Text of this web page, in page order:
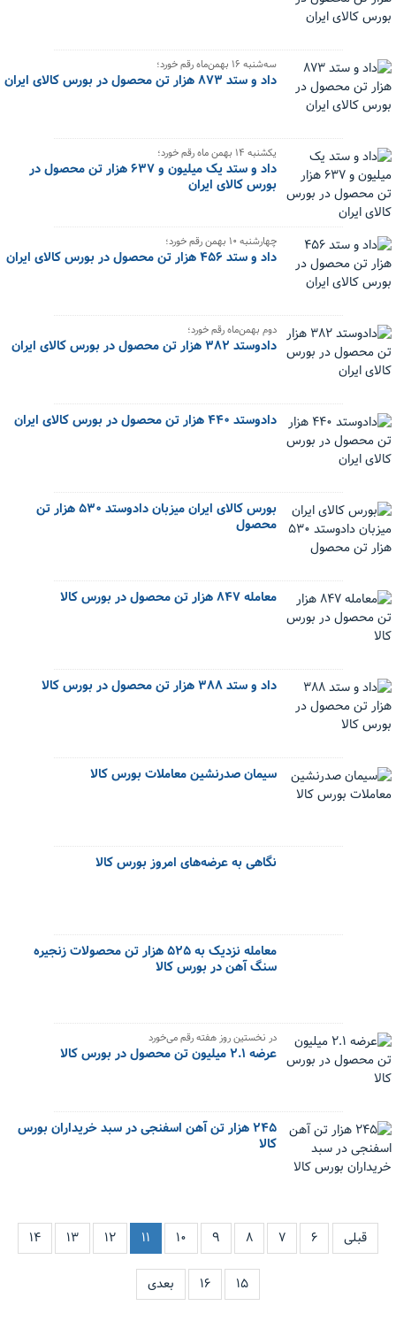
سه‌شنبه ۱۶ بهمن‌ماه رقم خورد؛
داد و ستد ۸۷۳ هزار تن محصول در بورس کالای ایران
یکشنبه ۱۴ بهمن ماه رقم خورد؛
داد و ستد یک میلیون و ۶۳۷ هزار تن محصول در
بورس کالای ایران
چهارشنبه ۱۰ بهمن رقم خورد؛
داد و ستد ۴۵۶ هزار تن محصول در بورس کالای ایران
دوم بهمن‌ماه رقم خورد؛
دادوستد ۳۸۲ هزار تن محصول در بورس کالای ایران
دادوستد ۴۴۰ هزار تن محصول در بورس کالای ایران
بورس کالای ایران میزبان دادوستد ۵۳۰ هزار تن
محصول
معامله ۸۴۷ هزار تن محصول در بورس کالا
داد و ستد ۳۸۸ هزار تن محصول در بورس کالا
سیمان صدرنشین معاملات بورس کالا
نگاهی به عرضه‌های امروز بورس کالا
معامله نزدیک به ۵۲۵ هزار تن محصولات زنجیره
سنگ آهن در بورس کالا
در نخستین روز هفته رقم می‌خورد
عرضه ۲.۱ میلیون تن محصول در بورس کالا
۲۴۵ هزار تن آهن اسفنجی در سبد خریداران بورس
کالا
قبلی ۶ ۷ ۸ ۹ ۱۰ ۱۱ ۱۲ ۱۳ ۱۴
۱۵ ۱۶ بعدی